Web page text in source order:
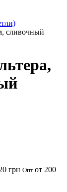
сливочный
грн Опт от 200